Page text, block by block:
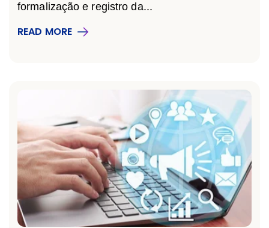
formalização e registro da...
READ MORE